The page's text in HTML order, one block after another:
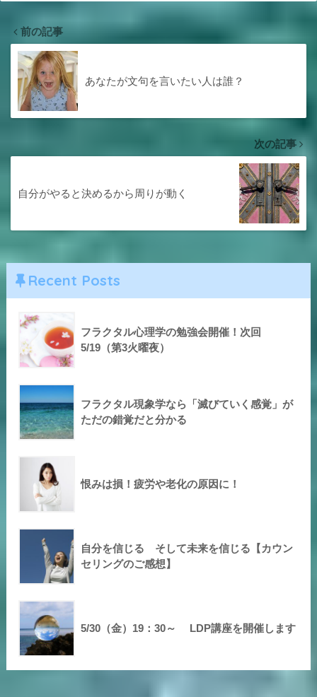
前の記事
あなたが文句を言いたい人は誰？
次の記事
自分がやると決めるから周りが動く
Recent Posts
フラクタル心理学の勉強会開催！次回
5/19（第3火曜夜）
フラクタル現象学なら「滅びていく感覚」が
ただの錯覚だと分かる
恨みは損！疲労や老化の原因に！
自分を信じる そして未来を信じる【カウン
セリングのご感想】
5/30（金）19：30～ LDP講座を開催します